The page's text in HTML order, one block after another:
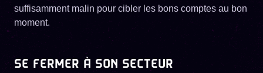
suffisamment malin pour cibler les bons comptes au bon
moment.
SE FERMER À SON SECTEUR